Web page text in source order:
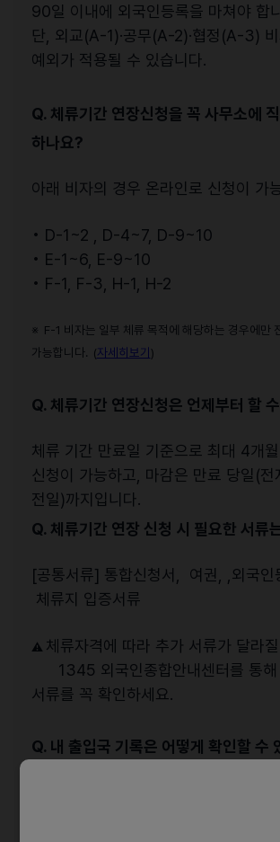
90일 이내에 외국인등록을 마쳐야 합
단, 외교(A-1)·공무(A-2)·협정(A-3)
예외가 적용될 수 있습니다.
Q. 체류기간 연장신청을 꼭 사무소에
하나요?
아래 비자의 경우 온라인로 신청이 가
• D-1~2 , D-4~7, D-9~10
• E-1~6, E-9~10
• F-1, F-3, H-1, H-2
※ F-1 비자는 일부 체류 목적에 해당하는 경우에만
가능합니다. (자세히보기 )
Q. 체류기간 연장신청은 언제부터 할
체류 기간 만료일 기준으로 최대 4개월
신청이 가능하고, 마감은 만료 당일(전
전일)까지입니다.
Q. 체류기간 연장 신청 시 필요한 서류
[공통서류] 통합신청서, 여권, ,외국인
체류지 입증서류
⚠️ 체류자격에 따라 추가 서류가 달라
1345 외국인종합안내센터를 통해
서류를 꼭 확인하세요.
Q. 내 출입국 기록은 어떻게 확인할 수